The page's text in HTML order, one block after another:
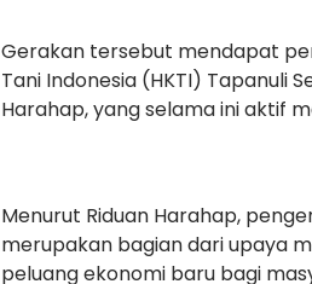
Gerakan tersebut mendapat
Tani Indonesia (HKTI) Tapanuli
Harahap, yang selama ini aktif
Menurut Riduan Harahap,
merupakan bagian dari upaya
peluang ekonomi baru bagi